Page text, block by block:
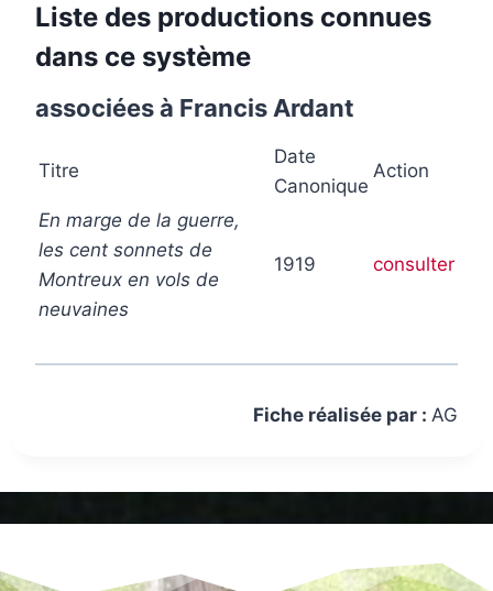
Liste des productions connues
dans ce système
associées à Francis Ardant
Titre
Date
Canonique
Action
En marge de la guerre,
les cent sonnets de
Montreux en vols de
neuvaines
1919 consulter
Fiche réalisée par : AG